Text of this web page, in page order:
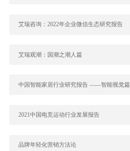
艾瑞咨询：2022年企业微信生态研究报告
艾瑞观潮：国潮之潮人篇
中国智能家居行业研究报告 ——智能视觉篇
2021中国电竞运动行业发展报告
品牌年轻化营销方法论